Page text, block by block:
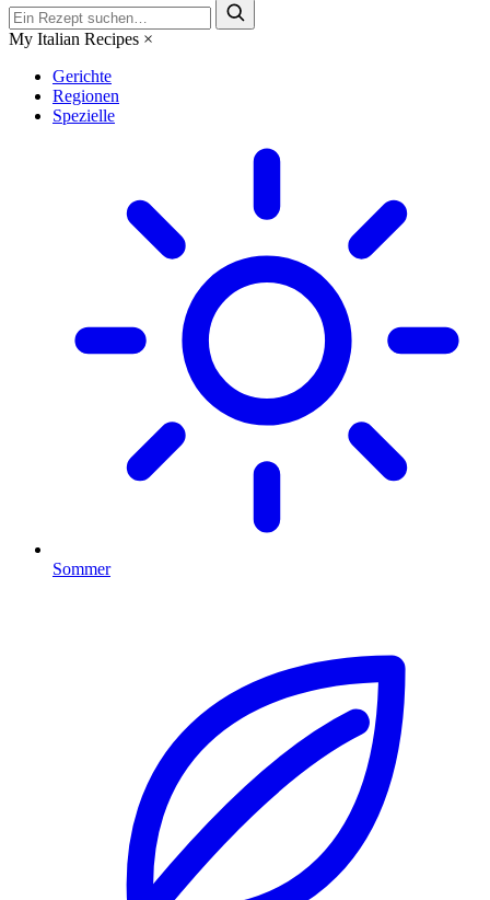
My Italian Recipes ×
Gerichte
Regionen
Spezielle
Sommer